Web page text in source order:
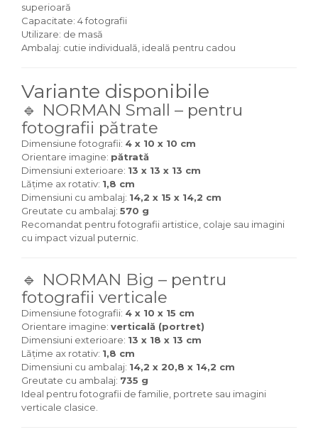
superioară
Capacitate: 4 fotografii
Utilizare: de masă
Ambalaj: cutie individuală, ideală pentru cadou
Variante disponibile
🔹 NORMAN Small – pentru
fotografii pătrate
Dimensiune fotografii: 4 x 10 x 10 cm
Orientare imagine: pătrată
Dimensiuni exterioare: 13 x 13 x 13 cm
Lățime ax rotativ: 1,8 cm
Dimensiuni cu ambalaj: 14,2 x 15 x 14,2 cm
Greutate cu ambalaj: 570 g
Recomandat pentru fotografii artistice, colaje sau imagini
cu impact vizual puternic.
🔹 NORMAN Big – pentru
fotografii verticale
Dimensiune fotografii: 4 x 10 x 15 cm
Orientare imagine: verticală (portret)
Dimensiuni exterioare: 13 x 18 x 13 cm
Lățime ax rotativ: 1,8 cm
Dimensiuni cu ambalaj: 14,2 x 20,8 x 14,2 cm
Greutate cu ambalaj: 735 g
Ideal pentru fotografii de familie, portrete sau imagini
verticale clasice.